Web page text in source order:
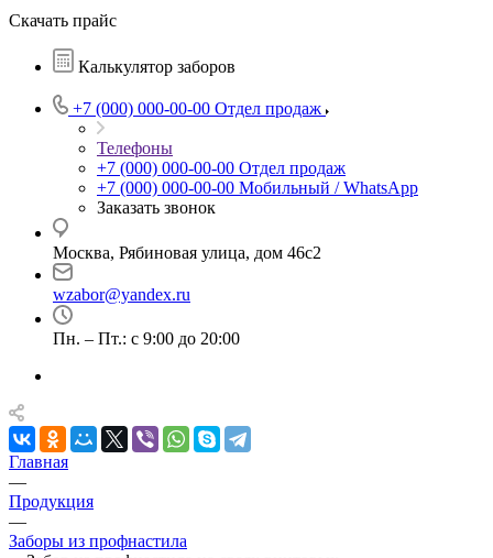
Скачать прайс
Калькулятор заборов
+7 (000) 000-00-00 Отдел продаж
Телефоны
+7 (000) 000-00-00 Отдел продаж
+7 (000) 000-00-00 Мобильный / WhatsApp
Заказать звонок
Москва, Рябиновая улица, дом 46с2
wzabor@yandex.ru
Пн. – Пт.: с 9:00 до 20:00
Главная
—
Продукция
—
Заборы из профнастила